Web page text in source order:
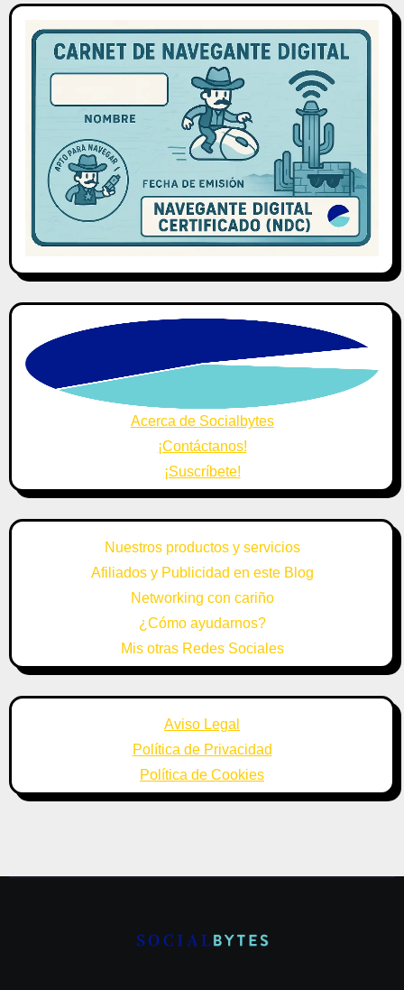
Acerca de Socialbytes
¡Contáctanos!
¡Suscríbete!
Nuestros productos y servicios
Afiliados y Publicidad en este Blog
Networking con cariño
¿Cómo ayudarnos?
Mis otras Redes Sociales
Aviso Legal
Política de Privacidad
Política de Cookies